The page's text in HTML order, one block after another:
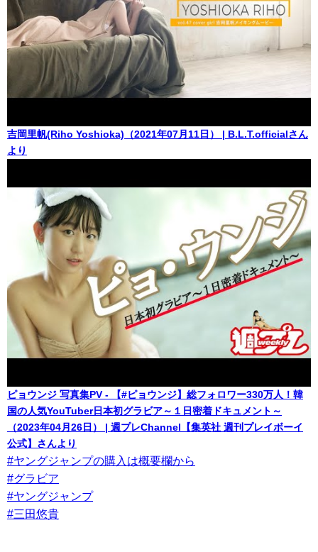
吉岡里帆(Riho Yoshioka)（2021年07月11日） | B.L.T.officialさん
より
ピョウンジ 写真集PV - 【#ピョウンジ】総フォロワー330万人！韓
国の人気YouTuber日本初グラビア～１日密着ドキュメント～
（2023年04月26日） | 週プレChannel【集英社 週刊プレイボーイ
公式】さんより
#ヤングジャンプの購入は概要欄から
#グラビア
#ヤングジャンプ
#三田悠貴